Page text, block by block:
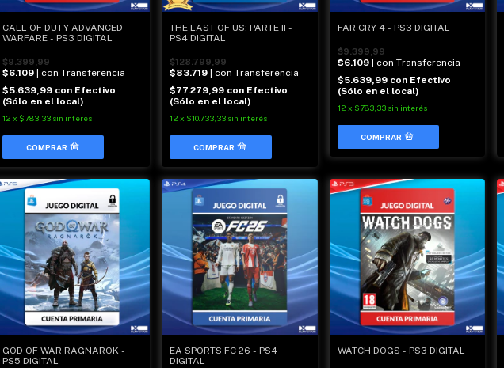
CALL OF DUTY ADVANCED
WARFARE - PS3 DIGITAL
$9.399,99
$6.109
| con Transferencia
$5.639,99 con Efectivo
(Sólo en el local)
12 x $783,33 sin interés
THE LAST OF US: PARTE II -
PS4 DIGITAL
$128.799,99
$83.719
| con Transferencia
$77.279,99 con Efectivo
(Sólo en el local)
12 x $10.733,33 sin interés
FAR CRY 4 - PS3 DIGITAL
$9.399,99
$6.109
| con Transferencia
$5.639,99 con Efectivo
(Sólo en el local)
12 x $783,33 sin interés
GOD OF WAR RAGNAROK -
PS5 DIGITAL
EA SPORTS FC 26 - PS4
DIGITAL
WATCH DOGS - PS3 DIGITAL